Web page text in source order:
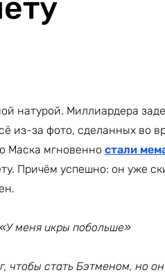
натурой. Миллиардера
из-за фото, сделанных во
Маска мгновенно стали
Причём успешно: он уже
меня икры побольше»
чтобы стать Бэтменом, но